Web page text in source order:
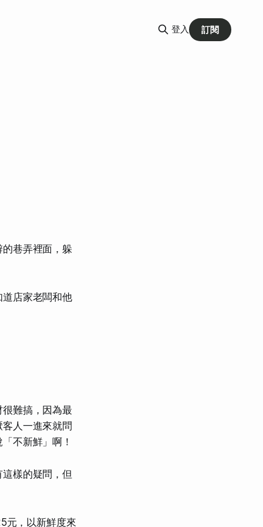
登入 訂閱
巷弄裡面，躲
店家老闆和他
難搞，因為最
人一進來就問
不新鮮」啊！
樣的疑問，但
元，以新鮮度來